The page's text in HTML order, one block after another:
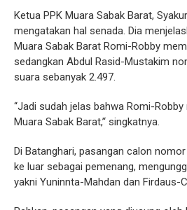
Ketua PPK Muara Sabak Barat,
mengatakan hal senada. Dia
Muara Sabak Barat Romi-Robby
sedangkan Abdul Rasid-Mustakim
suara sebanyak 2.497.
‘‘Jadi sudah jelas bahwa Romi-
Muara Sabak Barat,’‘ singkatnya.
Di Batanghari, pasangan calon
ke luar sebagai pemenang,
yakni Yuninnta-Mahdan dan Firdaus-